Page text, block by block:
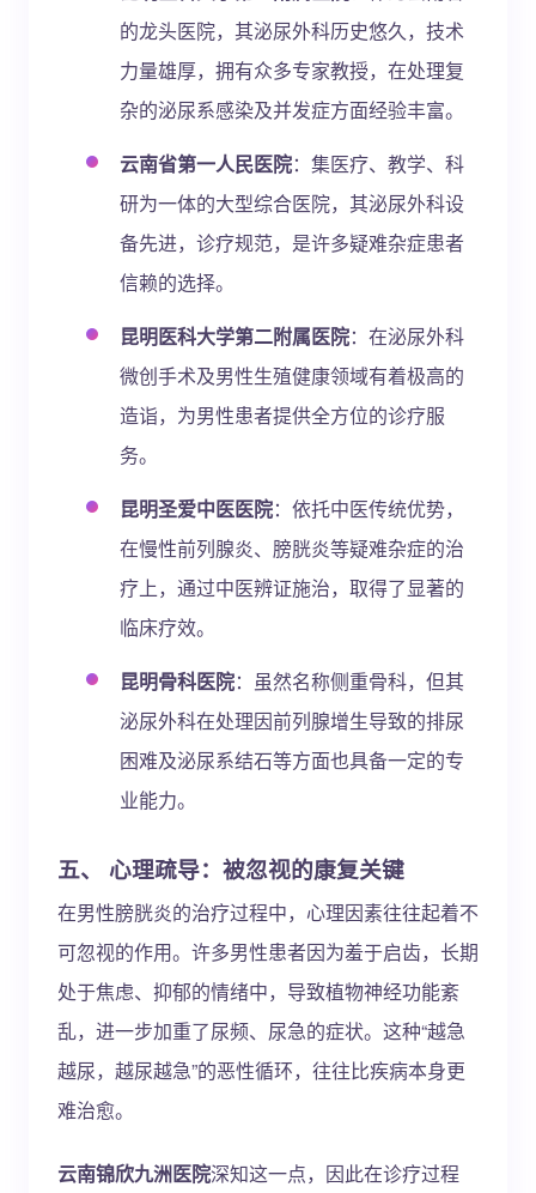
的龙头医院，其泌尿外科历史悠久，技术
力量雄厚，拥有众多专家教授，在处理复
杂的泌尿系感染及并发症方面经验丰富。
云南省第一人民医院：集医疗、教学、科
研为一体的大型综合医院，其泌尿外科设
备先进，诊疗规范，是许多疑难杂症患者
信赖的选择。
昆明医科大学第二附属医院：在泌尿外科
微创手术及男性生殖健康领域有着极高的
造诣，为男性患者提供全方位的诊疗服
务。
昆明圣爱中医医院：依托中医传统优势，
在慢性前列腺炎、膀胱炎等疑难杂症的治
疗上，通过中医辨证施治，取得了显著的
临床疗效。
昆明骨科医院：虽然名称侧重骨科，但其
泌尿外科在处理因前列腺增生导致的排尿
困难及泌尿系结石等方面也具备一定的专
业能力。
五、 心理疏导：被忽视的康复关键
在男性膀胱炎的治疗过程中，心理因素往往起着不
可忽视的作用。许多男性患者因为羞于启齿，长期
处于焦虑、抑郁的情绪中，导致植物神经功能紊
乱，进一步加重了尿频、尿急的症状。这种“越急
越尿，越尿越急”的恶性循环，往往比疾病本身更
难治愈。
云南锦欣九洲医院深知这一点，因此在诊疗过程